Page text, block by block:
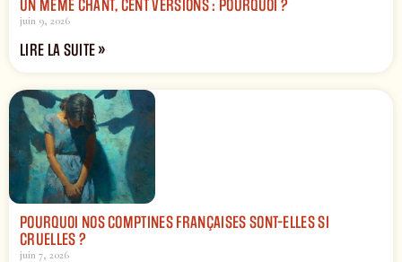
UN MÊME CHANT, CENT VERSIONS : POURQUOI ?
juin 9, 2026
LIRE LA SUITE »
POURQUOI NOS COMPTINES FRANÇAISES SONT-ELLES SI
CRUELLES ?
juin 7, 2026